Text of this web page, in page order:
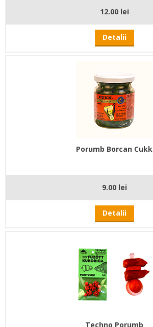
12.00 lei
Detalii
Porumb Borcan Cukk
9.00 lei
Detalii
Techno Porumb